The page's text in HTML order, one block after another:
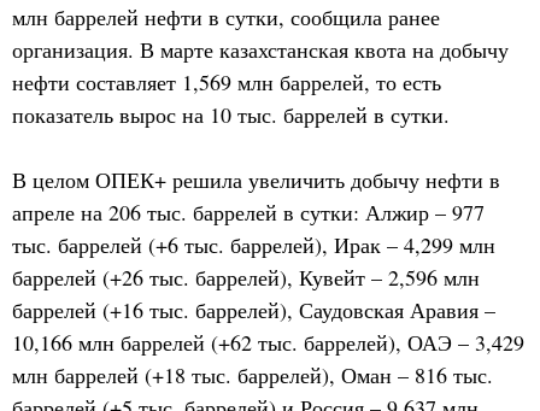
млн баррелей нефти в сутки, сообщила ранее
организация. В марте казахстанская квота на добычу
нефти составляет 1,569 млн баррелей, то есть
показатель вырос на 10 тыс. баррелей в сутки.
В целом ОПЕК+ решила увеличить добычу нефти в
апреле на 206 тыс. баррелей в сутки: Алжир – 977
тыс. баррелей (+6 тыс. баррелей), Ирак – 4,299 млн
баррелей (+26 тыс. баррелей), Кувейт – 2,596 млн
баррелей (+16 тыс. баррелей), Саудовская Аравия –
10,166 млн баррелей (+62 тыс. баррелей), ОАЭ – 3,429
млн баррелей (+18 тыс. баррелей), Оман – 816 тыс.